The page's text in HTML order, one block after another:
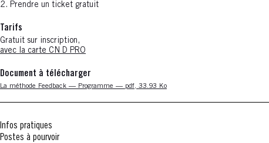
2. Prendre un ticket gratuit
Tarifs
Gratuit sur inscription,
avec la carte CN D PRO
Document à télécharger
Nouvelle fenêtre
La méthode Feedback — Programme — pdf, 33.93 Ko
Infos pratiques
Postes à pourvoir